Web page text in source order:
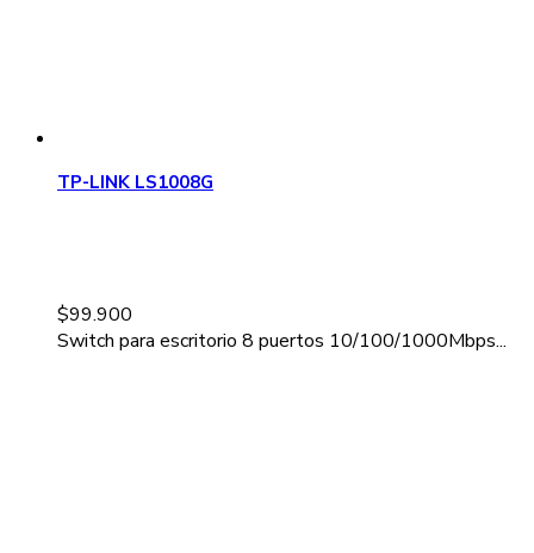
TP-LINK LS1008G
$99.900
Switch para escritorio 8 puertos 10/100/1000Mbps...